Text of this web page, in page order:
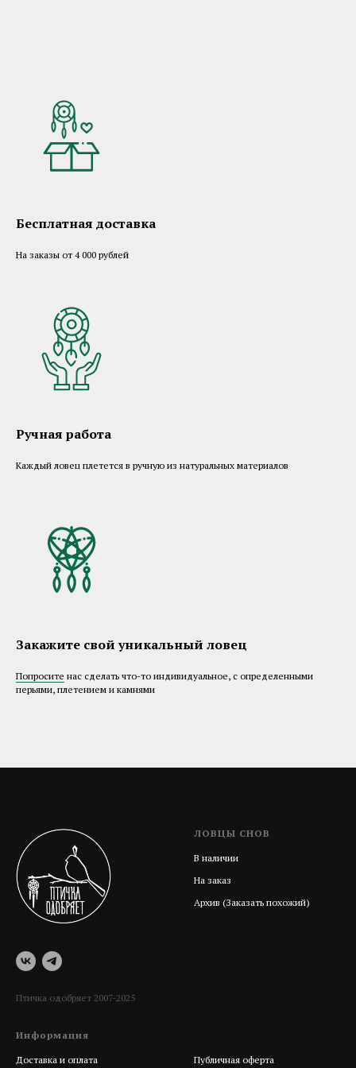
Бесплатная доставка
На заказы от 4 000 рублей
Ручная работа
Каждый ловец плетется в ручную из натуральных материалов
Закажите свой уникальный ловец
Попросите нас сделать что-то индивидуальное, с определенными
перьями, плетением и камнями
Птичка одобряет 2007-2025
ЛОВЦЫ СНОВ
В наличии
На заказ
Архив (Заказать похожий)
Информация
Доставка и оплата Публичная оферта